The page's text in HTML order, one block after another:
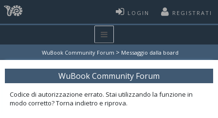
LOGIN REGISTRATI
WuBook Community Forum > Messaggio dalla board
WuBook Community Forum
Codice di autorizzazione errato. Stai utilizzando la funzione in
modo corretto? Torna indietro e riprova.